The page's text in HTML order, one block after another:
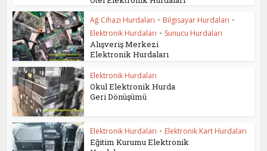
Ağ Cihazı Hurdaları • Bilgisayar Hurdaları •
Elektronik Hurdaları • Sunucu Hurdaları
Alışveriş Merkezi
Elektronik Hurdaları
Elektronik Hurdaları
Okul Elektronik Hurda
Geri Dönüşümü
Elektronik Hurdaları • Elektronik Kart Hurdaları
Eğitim Kurumu Elektronik